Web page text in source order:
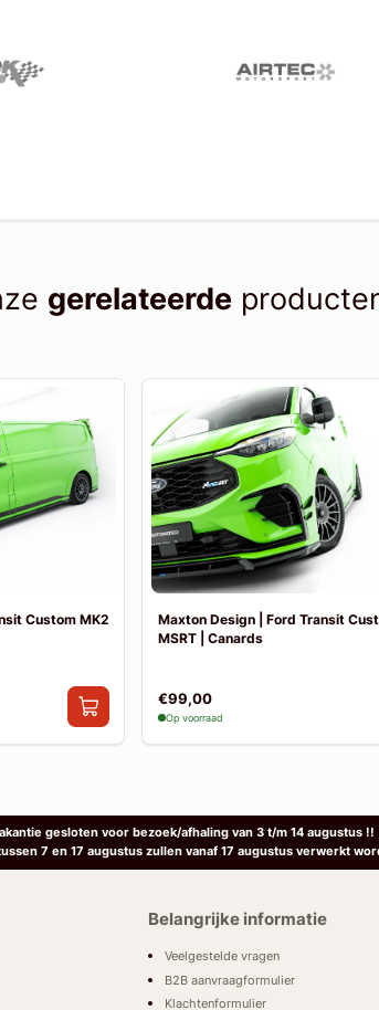
gerelateerde
Custom MK2
Maxton Design | Ford Transit
MSRT | Canards
€99,00
Op voorraad
gesloten voor bezoek/afhaling van 3 t/m 14 augustus !!
7 en 17 augustus zullen vanaf 17 augustus verwerkt
Belangrijke informatie
Veelgestelde vragen
B2B aanvraagformulier
Klachtenformulier